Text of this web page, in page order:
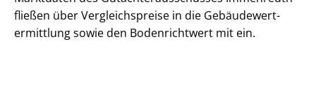
fließen über Ver­gleichs­prei­se in die Ge­bäu­de­wert­
ermitt­lung sowie den Bodenrichtwert mit ein.